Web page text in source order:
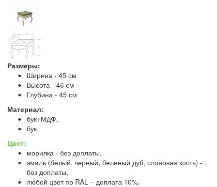
Размеры:
Ширина - 45 см
Высота - 46 см
Глубина - 45 см
Материал:
бук+МДФ,
бук.
Цвет:
морилка - без доплаты,
эмаль (белый, черный, беленый дуб, слоновая кость) -
без доплаты,
любой цвет по RAL – доплата 10%.